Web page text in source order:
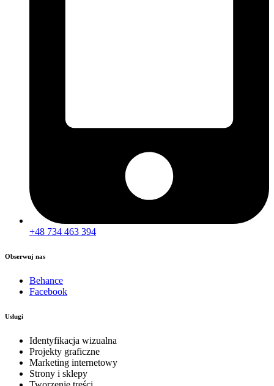
+48 734 463 394
Obserwuj nas
Behance
Facebook
Usługi
Identyfikacja wizualna
Projekty graficzne
Marketing internetowy
Strony i sklepy